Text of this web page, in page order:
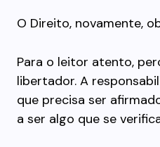
O Direito, novamente,
Para o leitor atento,
libertador. A
que precisa ser
a ser algo que se